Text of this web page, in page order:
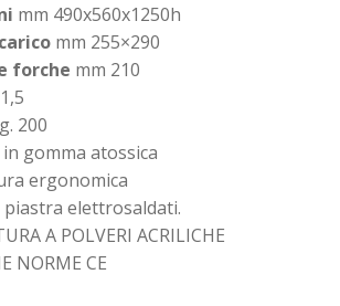
mm 490x560x1250h
mm 255×290
forche mm 210
200
gomma atossica
ergonomica
elettrosaldati.
A POLVERI ACRILICHE
NORME CE